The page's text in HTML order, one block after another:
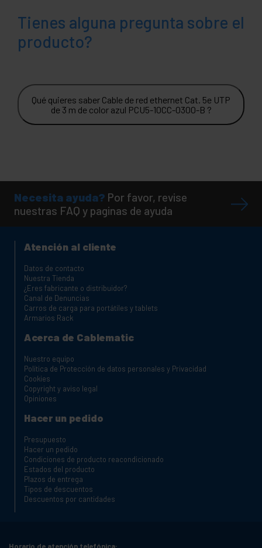
Tienes alguna pregunta sobre el
producto?
Qué quieres saber Cable de red ethernet Cat. 5e UTP
de 3 m de color azul PCU5-10CC-0300-B ?
Necesita ayuda? Por favor, revise
nuestras FAQ y paginas de ayuda
Atención al cliente
Datos de contacto
Nuestra Tienda
¿Eres fabricante o distribuidor?
Canal de Denuncias
Carros de carga para portátiles y tablets
Armarios Rack
Acerca de Cablematic
Nuestro equipo
Política de Protección de datos personales y Privacidad
Cookies
Copyright y aviso legal
Opiniones
Hacer un pedido
Presupuesto
Hacer un pedido
Condiciones de producto reacondicionado
Estados del producto
Plazos de entrega
Tipos de descuentos
Descuentos por cantidades
Horario de atención telefónica: